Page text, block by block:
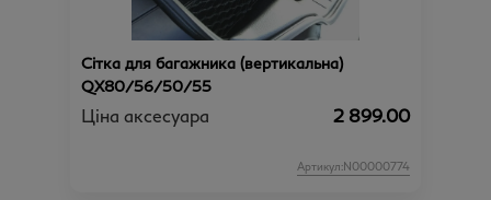
Сітка для багажника (вертикальна)
QX80/56/50/55
Ціна аксесуара 2 899.00
Артикул:N00000774